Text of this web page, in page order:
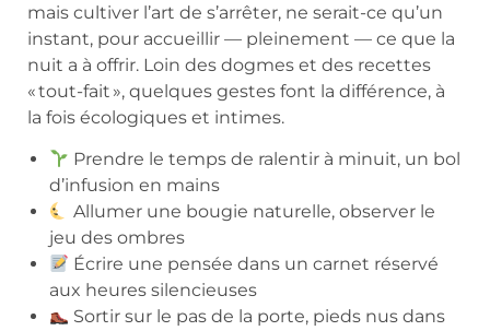
mais cultiver l’art de s’arrêter, ne serait-ce qu’un
instant, pour accueillir — pleinement — ce que la
nuit a à offrir. Loin des dogmes et des recettes
« tout-fait », quelques gestes font la différence, à
la fois écologiques et intimes.
Prendre le temps de ralentir à minuit, un bol
d’infusion en mains
Allumer une bougie naturelle, observer le
jeu des ombres
Écrire une pensée dans un carnet réservé
aux heures silencieuses
Sortir sur le pas de la porte, pieds nus dans